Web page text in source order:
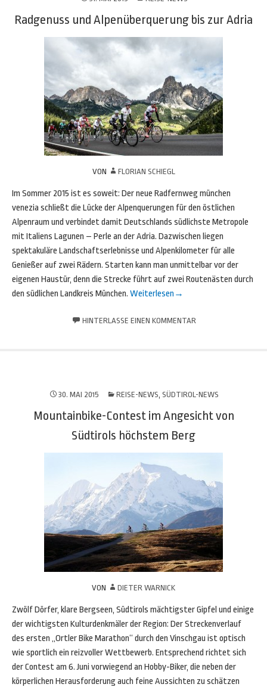
Radgenuss und Alpenüberquerung bis zur Adria
VON FLORIAN SCHIEGL
Im Sommer 2015 ist es soweit: Der neue Radfernweg münchen
venezia schließt die Lücke der Alpenquerungen für den östlichen
Alpenraum und verbindet damit Deutschlands südlichste Metropole
mit Italiens Lagunen – Perle an der Adria. Dazwischen liegen
spektakuläre Landschaftserlebnisse und Alpenkilometer für alle
Genießer auf zwei Rädern. Starten kann man unmittelbar vor der
eigenen Haustür, denn die Strecke führt auf zwei Routenästen durch
den südlichen Landkreis München. Weiterlesen →
HINTERLASSE EINEN KOMMENTAR
30. MAI 2015 REISE-NEWS, SÜDTIROL-NEWS
Mountainbike-Contest im Angesicht von
Südtirols höchstem Berg
VON DIETER WARNICK
Zwölf Dörfer, klare Bergseen, Südtirols mächtigster Gipfel und einige
der wichtigsten Kulturdenkmäler der Region: Der Streckenverlauf
des ersten „Ortler Bike Marathon“ durch den Vinschgau ist optisch
wie sportlich ein reizvoller Wettbewerb. Entsprechend richtet sich
der Contest am 6. Juni vorwiegend an Hobby-Biker, die neben der
körperlichen Herausforderung auch feine Aussichten zu schätzen